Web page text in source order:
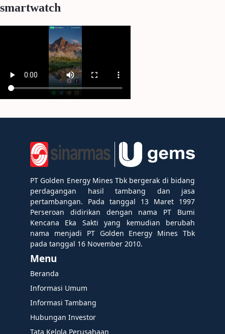
smartwatch
PT Golden Energy Mines Tbk bergerak di bidang
perdagangan hasil tambang dan jasa
pertambangan. Pada tanggal 13 Maret 1997
Perseroan didirikan dengan nama PT Bumi
Kencana Eka Sakti yang kemudian berubah
nama menjadi PT Golden Energy Mines Tbk
pada tanggal 16 November 2010.
Menu
Beranda
Informasi Umum
Informasi Tambang
Hubungan Investor
Tata Kelola Perusahaan